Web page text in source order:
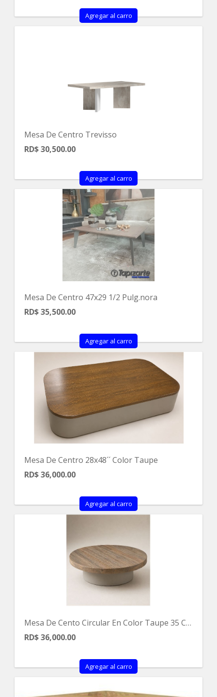
Agregar al carro
Mesa De Centro Trevisso
RD$ 30,500.00
Agregar al carro
Mesa De Centro 47x29 1/2 Pulg.nora
RD$ 35,500.00
Agregar al carro
Mesa De Centro 28x48´´ Color Taupe
RD$ 36,000.00
Agregar al carro
Mesa De Cento Circular En Color Taupe 35 Cdx34 Alt
RD$ 36,000.00
Agregar al carro